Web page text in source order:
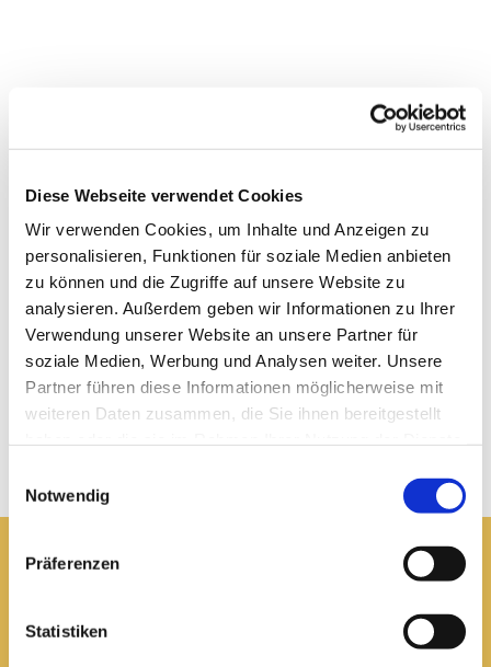
Diese Webseite verwendet Cookies
Wir verwenden Cookies, um Inhalte und Anzeigen zu
personalisieren, Funktionen für soziale Medien anbieten
zu können und die Zugriffe auf unsere Website zu
analysieren. Außerdem geben wir Informationen zu Ihrer
Verwendung unserer Website an unsere Partner für
soziale Medien, Werbung und Analysen weiter. Unsere
Partner führen diese Informationen möglicherweise mit
weiteren Daten zusammen, die Sie ihnen bereitgestellt
Notwendig
Präferenzen
Statistiken